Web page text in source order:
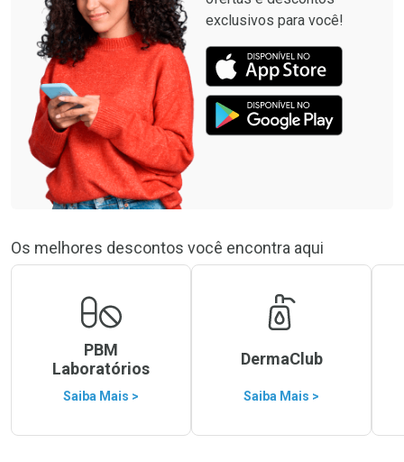
exclusivos para você!
Os melhores descontos você encontra aqui
PBM
Laboratórios
Saiba Mais >
DermaClub
Saiba Mais >